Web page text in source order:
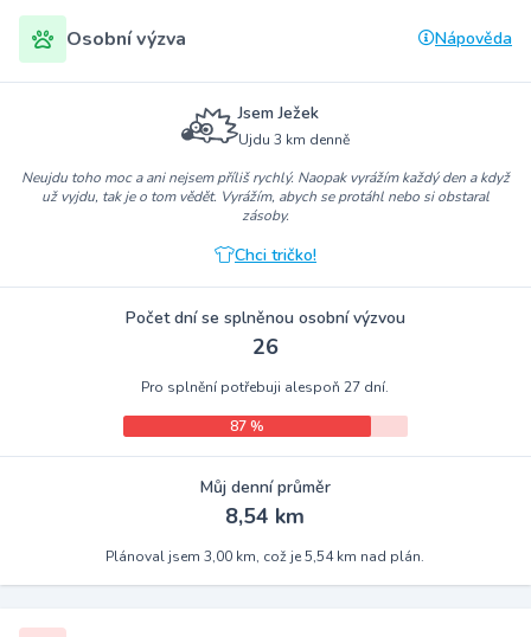
Osobní výzva Nápověda
Jsem Ježek
Ujdu 3 km denně
Neujdu toho moc a ani nejsem příliš rychlý. Naopak vyrážím každý den a když
už vyjdu, tak je o tom vědět. Vyrážím, abych se protáhl nebo si obstaral
zásoby.
Chci tričko!
Počet dní se splněnou osobní výzvou
26
Pro splnění potřebuji alespoň 27 dní.
87 %
Můj denní průměr
8,54 km
Plánoval jsem 3,00 km, což je 5,54 km nad plán.